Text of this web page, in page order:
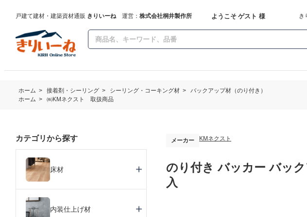
戸建て建材・建築資材通販 きりいーね運営： 株式会社桐井製作所 ようこそ ゲスト 様 き
ホーム > 接着剤・シーリング > シーリング・コーキング材 >
バックアップ材（のり付き）
ホーム > ㈱KMネクスト 取扱商品
メーカー KMネクスト
のり付き バッカー バッ
入
カテゴリから探す
床材
内装仕上げ材